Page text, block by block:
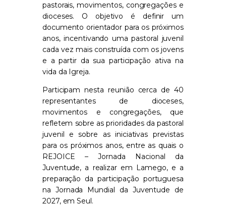
pastorais, movimentos, congregações e
dioceses. O objetivo é definir um
documento orientador para os próximos
anos, incentivando uma pastoral juvenil
cada vez mais construída com os jovens
e a partir da sua participação ativa na
vida da Igreja.
Participam nesta reunião cerca de 40
representantes de dioceses,
movimentos e congregações, que
refletem sobre as prioridades da pastoral
juvenil e sobre as iniciativas previstas
para os próximos anos, entre as quais o
REJOICE – Jornada Nacional da
Juventude, a realizar em Lamego, e a
preparação da participação portuguesa
na Jornada Mundial da Juventude de
2027, em Seul.